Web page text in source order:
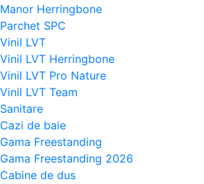
Manor Herringbone
Parchet SPC
Vinil LVT
Vinil LVT Herringbone
Vinil LVT Pro Nature
Vinil LVT Team
Sanitare
Cazi de baie
Gama Freestanding
Gama Freestanding 2026
Cabine de dus